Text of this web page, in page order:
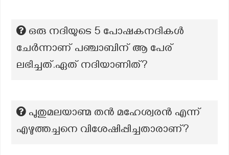
ഒരു നദിയുടെ 5 പോഷകനദികൾ
ചേർന്നാണ് പഞ്ചാബിന് ആ പേര്
ലഭിച്ചത്.ഏത് നദിയാണിത്?
പുതുമലയാണ്മ തൻ മഹേശ്വരൻ എന്ന്
എഴുത്തച്ചനെ വിശേഷിപ്പിച്ചതാരാണ്?